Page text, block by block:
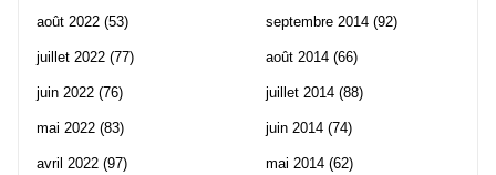
août 2022 (53)
juillet 2022 (77)
juin 2022 (76)
mai 2022 (83)
avril 2022 (97)
septembre 2014 (92)
août 2014 (66)
juillet 2014 (88)
juin 2014 (74)
mai 2014 (62)